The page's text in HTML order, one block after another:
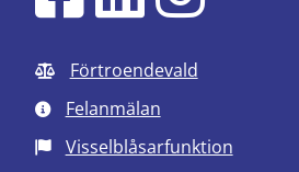
Förtroendevald
Felanmälan
Visselblåsarfunktion